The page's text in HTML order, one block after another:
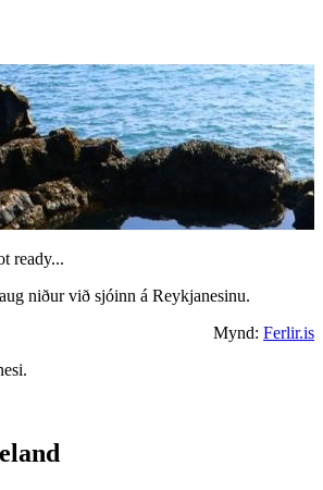
ready...
niður við sjóinn á Reykjanesinu.
Mynd: Ferlir.is